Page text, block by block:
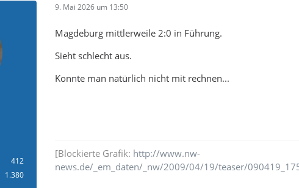
412
1.380
9. Mai 2026 um 13:50
Magdeburg mittlerweile 2:0 in Führung.
Sieht schlecht aus.
Konnte man natürlich nicht mit rechnen...
[Blockierte Grafik: http://www.nw-
news.de/_em_daten/_nw/2009/04/19/teaser/